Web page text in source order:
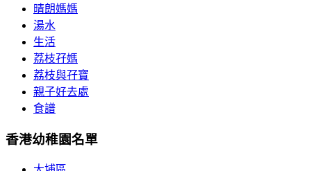
晴朗媽媽
湯水
生活
荔枝孖媽
荔枝與孖寶
親子好去處
食譜
香港幼稚園名單